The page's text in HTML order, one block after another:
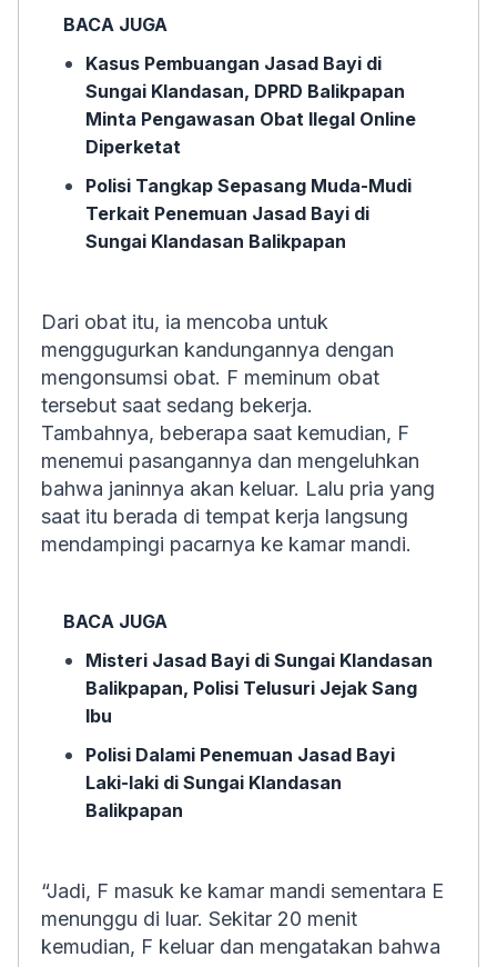
BACA JUGA
Kasus Pembuangan Jasad Bayi di
Sungai Klandasan, DPRD Balikpapan
Minta Pengawasan Obat Ilegal Online
Diperketat
Polisi Tangkap Sepasang Muda-Mudi
Terkait Penemuan Jasad Bayi di
Sungai Klandasan Balikpapan
Dari obat itu, ia mencoba untuk
menggugurkan kandungannya dengan
mengonsumsi obat. F meminum obat
tersebut saat sedang bekerja.
Tambahnya, beberapa saat kemudian, F
menemui pasangannya dan mengeluhkan
bahwa janinnya akan keluar. Lalu pria yang
saat itu berada di tempat kerja langsung
mendampingi pacarnya ke kamar mandi.
BACA JUGA
Misteri Jasad Bayi di Sungai Klandasan
Balikpapan, Polisi Telusuri Jejak Sang
Ibu
Polisi Dalami Penemuan Jasad Bayi
Laki-laki di Sungai Klandasan
Balikpapan
“Jadi, F masuk ke kamar mandi sementara E
menunggu di luar. Sekitar 20 menit
kemudian, F keluar dan mengatakan bahwa